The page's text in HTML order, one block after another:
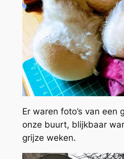
Er waren foto’s van een
onze buurt, blijkbaar
grijze weken.